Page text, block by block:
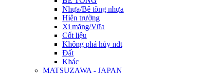
Nhựa/Bê tông nhựa
Hiện trường
Xi măng/Vữa
Cốt liệu
Không phá hủy ndt
Đất
Khác
MATSUZAWA - JAPAN